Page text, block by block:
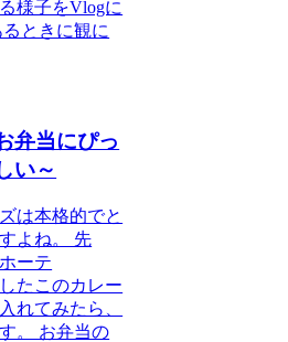
様子をVlogに
ときに観に
弁当にぴっ
い～
は本格的でと
よね。 先
ーテ
たこのカレー
れてみたら、
。 お弁当の